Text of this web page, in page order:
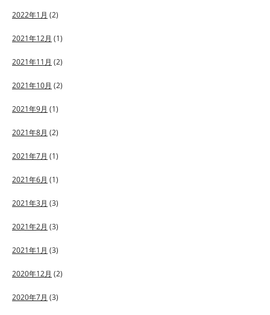
2022年1月 (2)
2021年12月 (1)
2021年11月 (2)
2021年10月 (2)
2021年9月 (1)
2021年8月 (2)
2021年7月 (1)
2021年6月 (1)
2021年3月 (3)
2021年2月 (3)
2021年1月 (3)
2020年12月 (2)
2020年7月 (3)